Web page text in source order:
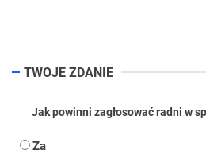
TWOJE ZDANIE
Jak powinni zagłosować radni w
Za